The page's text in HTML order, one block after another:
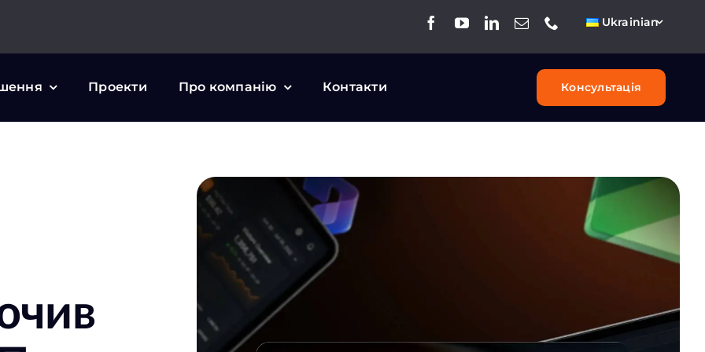
Ukrainian
Проекти Про компанію Контакти Консультація